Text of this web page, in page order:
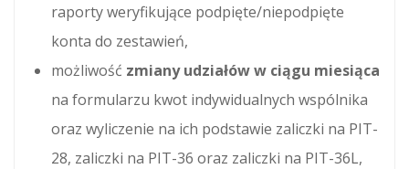
raporty weryfikujące podpięte/niepodpięte
konta do zestawień,
możliwość zmiany udziałów w ciągu miesiąca
na formularzu kwot indywidualnych wspólnika
oraz wyliczenie na ich podstawie zaliczki na PIT-
28, zaliczki na PIT-36 oraz zaliczki na PIT-36L,